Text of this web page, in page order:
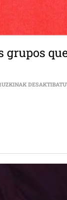
grupos